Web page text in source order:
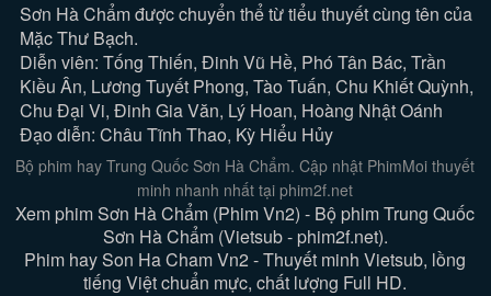
Sơn Hà Chẩm được chuyển thể từ tiểu thuyết cùng tên của
Mặc Thư Bạch.
Diễn viên: Tống Thiến, Đinh Vũ Hề, Phó Tân Bác, Trần
Kiều Ân, Lương Tuyết Phong, Tào Tuấn, Chu Khiết Quỳnh,
Chu Đại Vi, Đinh Gia Văn, Lý Hoan, Hoàng Nhật Oánh
Đạo diễn: Châu Tĩnh Thao, Kỳ Hiểu Hủy
Bộ phim hay Trung Quốc Sơn Hà Chẩm. Cập nhật PhimMoi thuyết
minh nhanh nhất tại phim2f.net
Xem phim Sơn Hà Chẩm (Phim Vn2) - Bộ phim Trung Quốc
Sơn Hà Chẩm (Vietsub - phim2f.net).
Phim hay Son Ha Cham Vn2 - Thuyết minh Vietsub, lồng
tiếng Việt chuẩn mực, chất lượng Full HD.